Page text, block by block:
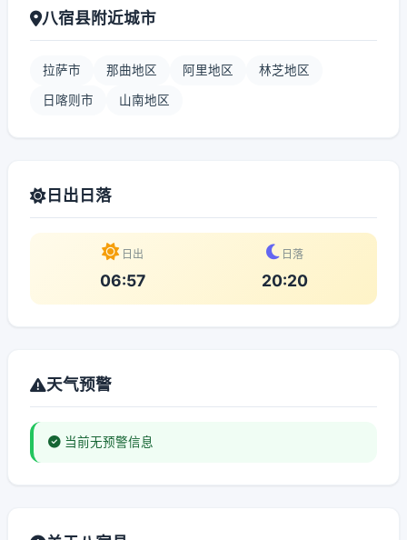
八宿县附近城市
拉萨市 那曲地区 阿里地区 林芝地区
日喀则市 山南地区
日出日落
日出
06:57
日落
20:20
天气预警
当前无预警信息